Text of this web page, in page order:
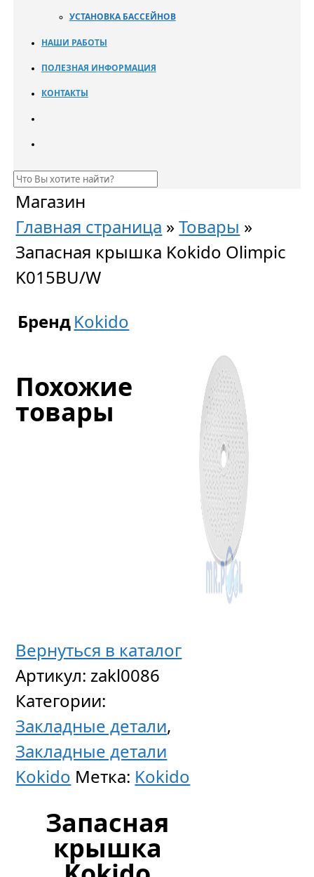
УСТАНОВКА БАССЕЙНОВ
НАШИ РАБОТЫ
ПОЛЕЗНАЯ ИНФОРМАЦИЯ
КОНТАКТЫ
Магазин
Главная страница »Товары »
Запасная крышка Kokido Olimpic
K015BU/W
Вернуться в каталог
Артикул: zakl0086
Категории:
Закладные детали,
Закладные детали
Kokido Метка: Kokido
Запасная
крышка
БрендKokido
Похожие
товары
Ручной